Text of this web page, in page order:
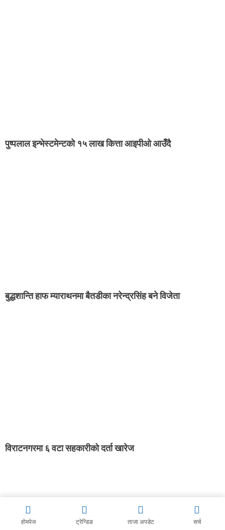
पुष्पलाल इन्भेस्टमेन्टको १५ लाख कित्ता आइपीओ आउँदै
बुद्धशान्ति हाफ म्याराथनमा बैतडीका नरेन्द्रसिंह बने विजेता
विराटनगरमा ६ वटा सहकारीको दर्ता खारेज
होमपेज ट्रेन्डिङ ताजा अपडेट सर्च